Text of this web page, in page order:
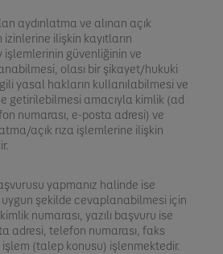
aydınlatma ve alınan açık
ilişkin kayıtların
güvenliğinin ve
olası bir şikayet/hukuki
yasal hakların kullanılabilmesi ve
getirilebilmesi amacıyla kimlik (ad
numarası, e-posta adresi) ve
açık rıza işlemlerine ilişkin
yapmanız halinde ise
şekilde cevaplanabilmesi için
numarası, yazılı başvuru ise
adresi, telefon numarası, faks
işlem (talep konusu) işlenmektedir.